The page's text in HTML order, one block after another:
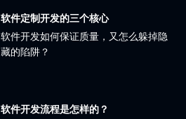
软件定制开发的三个核心
软件开发如何保证质量，又怎么躲掉隐
藏的陷阱？
软件开发流程是怎样的？